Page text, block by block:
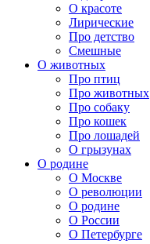
О красоте
Лирические
Про детство
Смешные
О животных
Про птиц
Про животных
Про собаку
Про кошек
Про лошадей
О грызунах
О родине
О Москве
О революции
О родине
О России
О Петербурге